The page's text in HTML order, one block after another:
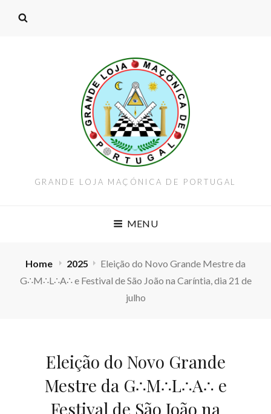
GRANDE LOJA MAÇÓNICA DE PORTUGAL
MENU
Home 2025
Eleição do Novo Grande Mestre da
G∴M∴L∴A∴ e Festival de São João na Caríntia, dia 21 de
julho
Eleição do Novo Grande
Mestre da G∴M∴L∴A∴ e
Festival de São João na